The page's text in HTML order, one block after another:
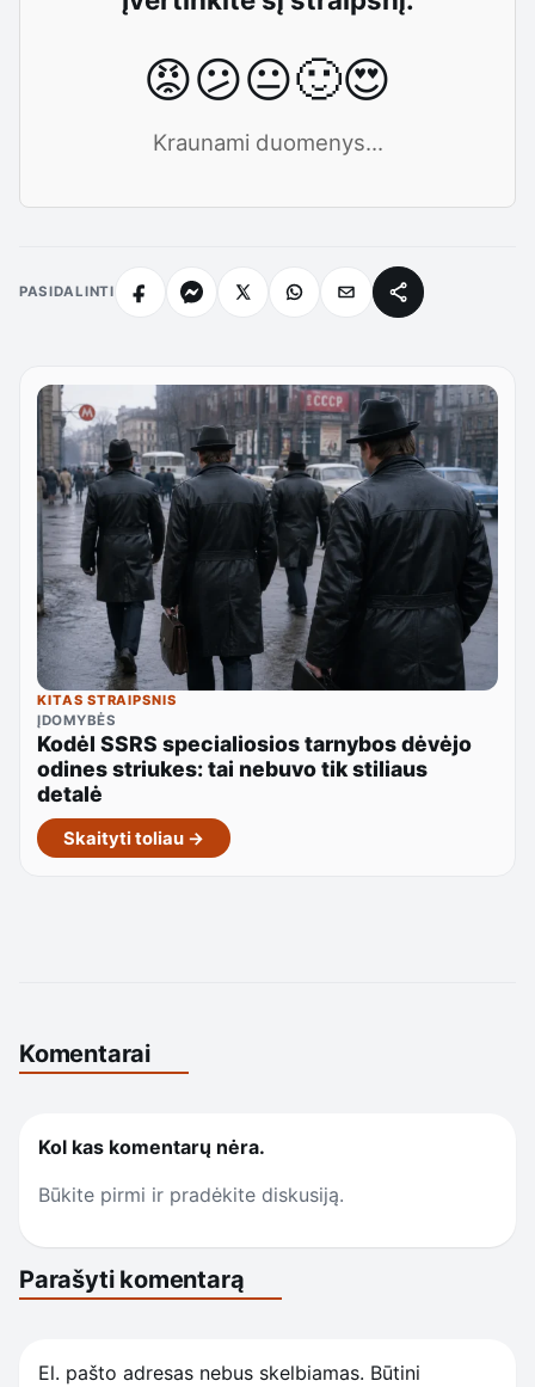
😡😕😐🙂😍
Kraunami duomenys...
PASIDALINTI
KITAS STRAIPSNIS
ĮDOMYBĖS
Kodėl SSRS specialiosios tarnybos dėvėjo
odines striukes: tai nebuvo tik stiliaus
detalė
Skaityti toliau →
Komentarai
Kol kas komentarų nėra.
Būkite pirmi ir pradėkite diskusiją.
Parašyti komentarą
El. pašto adresas nebus skelbiamas. Būtini